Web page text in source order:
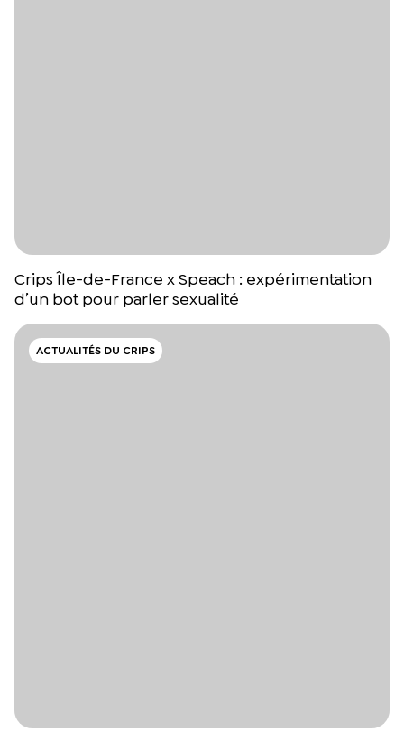
Crips Île-de-France x Speach : expérimentation
d’un bot pour parler sexualité
ACTUALITÉS DU CRIPS